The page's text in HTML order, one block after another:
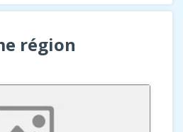
région